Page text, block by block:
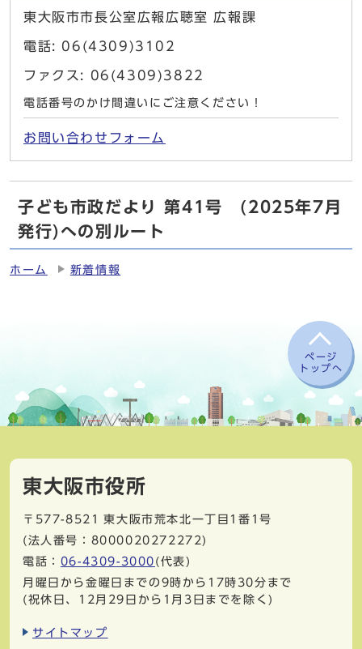
東大阪市市長公室広報広聴室 広報課
電話: 06(4309)3102
ファクス: 06(4309)3822
電話番号のかけ間違いにご注意ください！
お問い合わせフォーム
子ども市政だより 第41号 (2025年7月
発行)への別ルート
ホーム 新着情報
ページ
トップへ
東大阪市役所
〒577-8521
東大阪市荒本北一丁目1番1号
(法人番号：8000020272272)
電話： 06-4309-3000 (代表)
月曜日から金曜日までの9時から17時30分まで
(祝休日、12月29日から1月3日までを除く)
サイトマップ